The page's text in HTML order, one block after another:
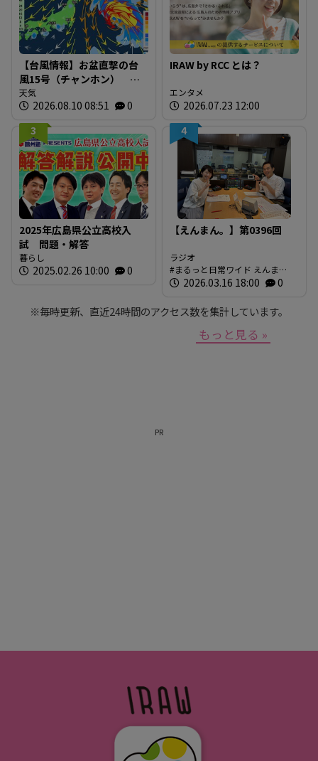
【台風情報】お盆直撃の台
風15号（チャンホン）
「東から西」逆走パター
ン 東北南部か関東に上陸
のおそれ〈20日までの雨風
シミュレーション〉
天気
2026.08.10 08:51 0
IRAW by RCC とは？
エンタメ
2026.07.23 12:00
3
2025年広島県公立高校入
試 問題・解答
暮らし
2025.02.26 10:00 0
4
【えんまん。】第0396回
ラジオ
まるっと日常ワイド えんま
ん。 放送内容
2026.03.16 18:00 0
※毎時更新、直近24時間のアクセス数を集計しています。
もっと見る »
PR